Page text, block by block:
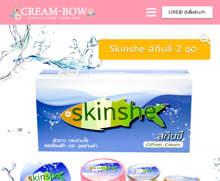
LINE@ สั่งซื้อสินค้า